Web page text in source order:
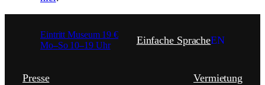
Eintritt Museum 19 €
Mo–So 10–19 Uhr Einfache SpracheEN
Presse Vermietung